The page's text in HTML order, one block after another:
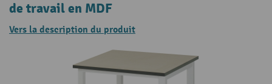
de travail en MDF
Vers la description du produit